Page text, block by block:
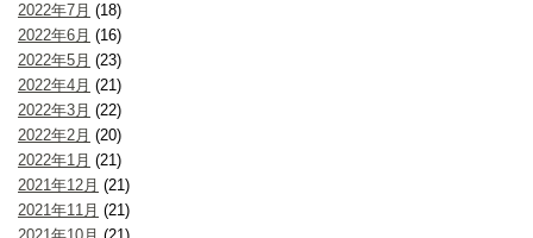
2022年7月 (18)
2022年6月 (16)
2022年5月 (23)
2022年4月 (21)
2022年3月 (22)
2022年2月 (20)
2022年1月 (21)
2021年12月 (21)
2021年11月 (21)